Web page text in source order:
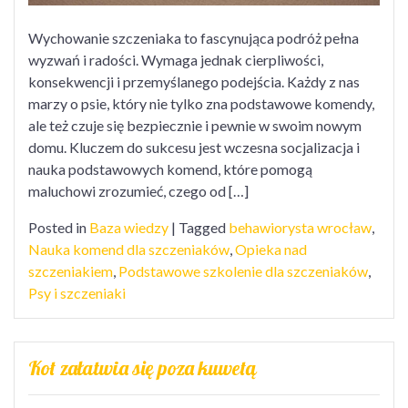
Wychowanie szczeniaka to fascynująca podróż pełna
wyzwań i radości. Wymaga jednak cierpliwości,
konsekwencji i przemyślanego podejścia. Każdy z nas
marzy o psie, który nie tylko zna podstawowe komendy,
ale też czuje się bezpiecznie i pewnie w swoim nowym
domu. Kluczem do sukcesu jest wczesna socjalizacja i
nauka podstawowych komend, które pomogą
maluchowi zrozumieć, czego od […]
Posted in Baza wiedzy | Tagged behawiorysta wrocław
Nauka komend dla szczeniaków Opieka nad
szczeniakiem Podstawowe szkolenie dla szczeniaków
Psy i szczeniaki
Kot załatwia się poza kuwetą